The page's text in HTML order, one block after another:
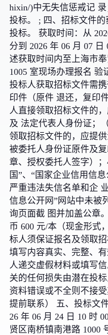
hixin/)中无失信惩戒记
投标。 ; 四、招标文件
投标。 获取时间：从
分到 2026 年 06 月 07
述获取时间内至上海市
1005 室现场办理报名 验
投标人获取招标文件需
印件（原件 退还，复印
人直接领取招标文件的
及 法定代表人身份证；
领取招标文件的，应提
被委托人身份证原件及
章、授权委托人签字）
国”、“国家企业信用信
严重违法失信名单和企
信息公开网”网站中未被
询页面截 图并加盖公章
币 600 元/本（现金形式
标人须保证报名及领取
填写内容真实、完整、
人递交虚假材料或填写
关的任何损失由潜在投
资料错误或不全则不接
提前联系） 五、投标文
26 年 06 月 24 日 10 时
贤区南桥镇南港路 1000